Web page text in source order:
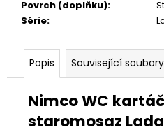
Povrch (doplňku):
Série:
Popis Související
Nimco WC
staromosaz